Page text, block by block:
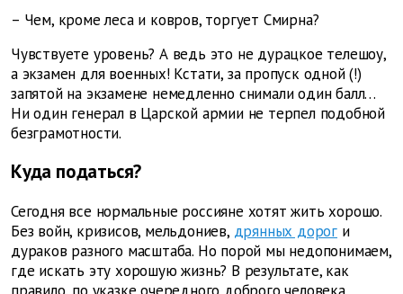
– Чем, кроме леса и ковров, торгует Смирна?
Чувствуете уровень? А ведь это не дурацкое телешоу,
а экзамен для военных! Кстати, за пропуск одной (!)
запятой на экзамене немедленно снимали один балл…
Ни один генерал в Царской армии не терпел подобной
безграмотности.
Куда податься?
Сегодня все нормальные россияне хотят жить хорошо.
Без войн, кризисов, мельдониев, дрянных дорог и
дураков разного масштаба. Но порой мы недопонимаем,
где искать эту хорошую жизнь? В результате, как